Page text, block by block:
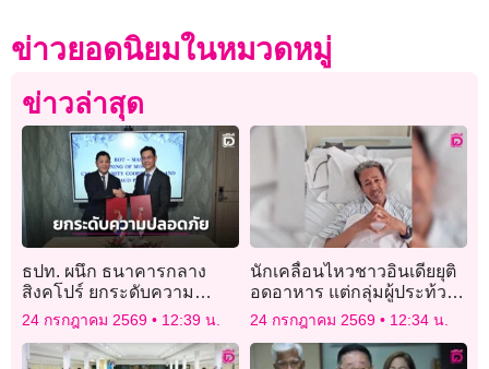
ข่าวยอดนิยมในหมวดหมู่
ข่าวล่าสุด
ธปท. ผนึก ธนาคารกลาง
สิงคโปร์ ยกระดับความ
ปลอดภัยทางไซเบอร์
24 กรกฎาคม 2569 12:39 น.
นักเคลื่อนไหวชาวอินเดียยุติ
อดอาหาร แต่กลุ่มผู้ประท้วง
ยังเดินหน้าขับไล่รัฐมนตรี
24 กรกฎาคม 2569 12:34 น.